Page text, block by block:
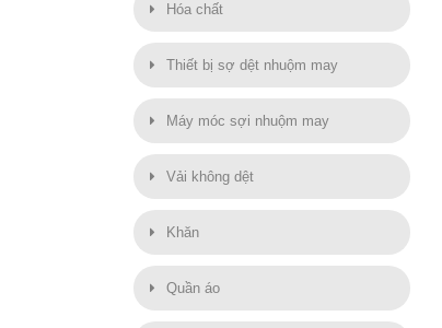
Hóa chất
Thiết bị sợ dệt nhuộm may
Máy móc sợi nhuộm may
Vải không dệt
Khăn
Quần áo